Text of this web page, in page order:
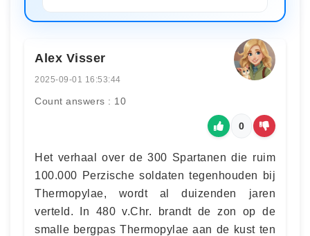
Alex Visser
2025-09-01 16:53:44
Count answers : 10
0
Het verhaal over de 300 Spartanen die ruim
100.000 Perzische soldaten tegenhouden bij
Thermopylae, wordt al duizenden jaren
verteld. In 480 v.Chr. brandt de zon op de
smalle bergpas Thermopylae aan de kust ten